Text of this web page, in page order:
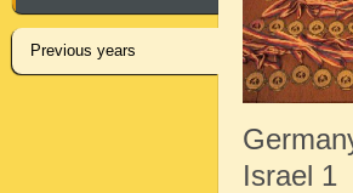
Previous years
Israel 1